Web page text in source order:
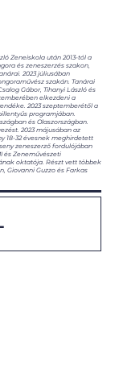
Zeneiskola után 2013-tól a
és zeneszerzés szakon,
2023 júliusában
szakán. Tanárai
Gábor, Tihanyi László és
elkezdeni a
2023 szeptemberétől a
programjában.
és Olaszországban.
2023 májusában az
18-32 évesnek meghirdetett
zeneszerző fordulójában
és Zeneművészeti
oktatója. Részt vett többek
Giovanni Guzzo és Farkas